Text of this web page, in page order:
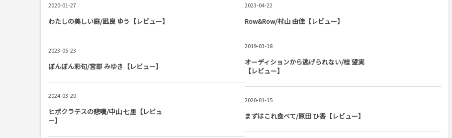
2020-01-27
わたしの美しい庭/凪良 ゆう【レビュー】
2023-04-22
Row&Row/村山 由佳【レビュー】
2023-05-23
ぼんぼん彩句/宮部 みゆき【レビュー】
2019-03-18
オーディションから逃げられない/桂 望実
【レビュー】
2024-03-20
ヒポクラテスの悲嘆/中山 七里【レビュ
ー】
2020-01-15
まずはこれ食べて/原田 ひ香【レビュー】